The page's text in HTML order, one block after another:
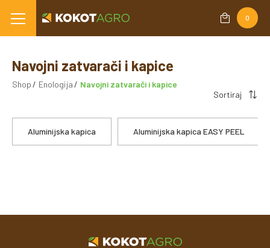
0
Navojni zatvarači i kapice
Shop Enologija
Navojni zatvarači i kapice
Sortiraj
Aluminijska kapica Aluminijska kapica EASY PEEL